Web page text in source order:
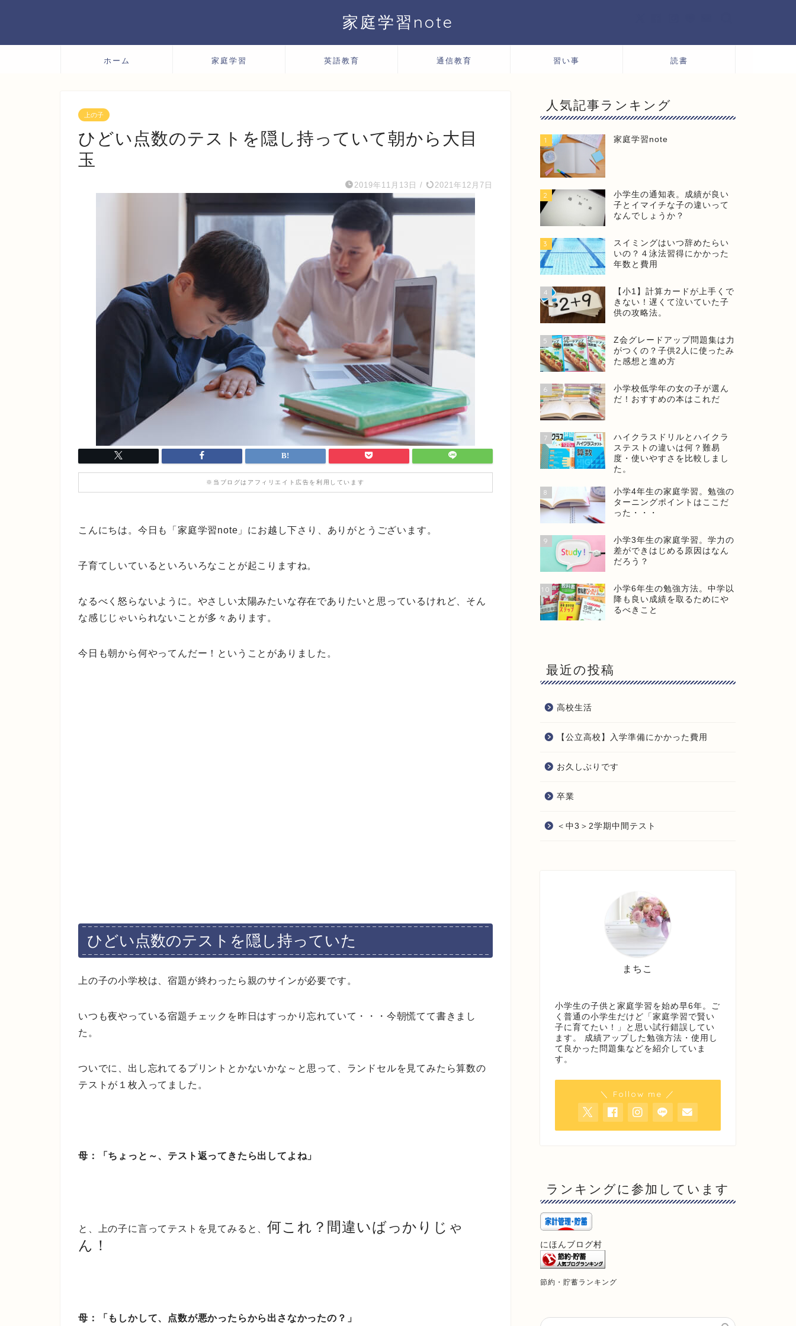
家庭学習note
ホーム 家庭学習 英語教育 通信教育 習い事 読書
上の子
ひどい点数のテストを隠し持っていて朝から大目
玉
2019年11月13日 / 2021年12月7日
※当ブログはアフィリエイト広告を利用しています
こんにちは。今日も「家庭学習note」にお越し下さり、ありがとうございます。
子育てしいているといろいろなことが起こりますね。
なるべく怒らないように。やさしい太陽みたいな存在でありたいと思っているけれど、そん
な感じじゃいられないことが多々あります。
今日も朝から何やってんだー！ということがありました。
ひどい点数のテストを隠し持っていた
上の子の小学校は、宿題が終わったら親のサインが必要です。
いつも夜やっている宿題チェックを昨日はすっかり忘れていて・・・今朝慌てて書きまし
た。
ついでに、出し忘れてるプリントとかないかな～と思って、ランドセルを見てみたら算数の
テストが１枚入ってました。
母：「ちょっと～、テスト返ってきたら出してよね」
と、上の子に言ってテストを見てみると、何これ？間違いばっかりじゃ
ん！
母：「もしかして、点数が悪かったらから出さなかったの？」
人気記事ランキング
1 家庭学習note
2
小学生の通知表。成績が良い
子とイマイチな子の違いって
なんでしょうか？
3
スイミングはいつ辞めたらい
いの？４泳法習得にかかった
年数と費用
4
【小1】計算カードが上手くで
きない！遅くて泣いていた子
供の攻略法。
5
Z会グレードアップ問題集は力
がつくの？子供2人に使ったみ
た感想と進め方
6
小学校低学年の女の子が選ん
だ！おすすめの本はこれだ
7
ハイクラスドリルとハイクラ
ステストの違いは何？難易
度・使いやすさを比較しまし
た。
8
小学4年生の家庭学習。勉強の
ターニングポイントはここだ
った・・・
9
小学3年生の家庭学習。学力の
差ができはじめる原因はなん
だろう？
10
小学6年生の勉強方法。中学以
降も良い成績を取るためにや
るべきこと
最近の投稿
高校生活
【公立高校】入学準備にかかった費用
お久しぶりです
卒業
＜中3＞2学期中間テスト
まちこ
小学生の子供と家庭学習を始め早6年。ご
く普通の小学生だけど「家庭学習で賢い
子に育てたい！」と思い試行錯誤してい
ます。 成績アップした勉強方法・使用し
て良かった問題集などを紹介していま
す。
＼ Follow me ／
ランキングに参加しています
にほんブログ村
節約・貯蓄ランキング